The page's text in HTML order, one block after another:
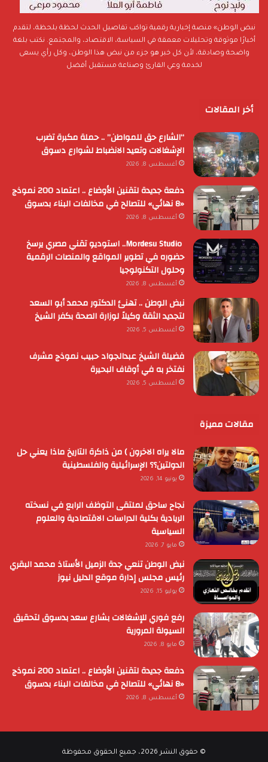
نبض الوطن» منصة إخبارية رقمية تواكب تفاصيل الحدث لحظة بلحظة، لتقدم
أخبارًا موثوقة وتحليلات معمقة في السياسة، الاقتصاد، والمجتمع. نكتب بلغة
واضحة وصادقة، لأن كل خبر هو جزء من نبض هذا الوطن، وكل رأي يسعى
لخدمة وعي القارئ وصناعة مستقبل أفضل
أخر المقالات
“الشارع حق للمواطن” .. حملة مكبرة تضرب
الإشغالات وتعيد الانضباط لشوارع دسوق
أغسطس 8, 2026
دفعة جديدة لتقنين الأوضاع .. اعتماد 200 نموذج
«8 نهائي» للتصالح في مخالفات البناء بدسوق
أغسطس 8, 2026
Mordesu Studio.. استوديو تقني مصري يرسخ
حضوره في تطوير المواقع والمنصات الرقمية
وحلول التكنولوجيا
أغسطس 8, 2026
نبض الوطن .. تهنئ الدكتور محمد أبو السعد
لتجديد الثقة وكيلاً لوزارة الصحة بكفر الشيخ
أغسطس 5, 2026
فضيلة الشيخ عبدالجواد حبيب نموذج مشرف
نفتخر به في أوقاف البحيرة
أغسطس 5, 2026
مقالات مميزة
مالا يراه الاخرون ) من ذاكرة التاريخ ماذا يعني حل
الدولتين؟؟ الإسرائيلية والفلسطينية
يونيو 14, 2026
نجاح ساحق لملتقى التوظف الرابع في نسخته
الريادية بكلية الدراسات الاقتصادية والعلوم
السياسية
مايو 7, 2026
نبض الوطن تنعي جدة الزميل الأستاذ محمد البقري
رئيس مجلس إدارة موقع الدليل نيوز
يوليو 15, 2026
رفع فوري للإشغالات بشارع سعد بدسوق لتحقيق
السيولة المرورية
مايو 8, 2026
دفعة جديدة لتقنين الأوضاع .. اعتماد 200 نموذج
«8 نهائي» للتصالح في مخالفات البناء بدسوق
أغسطس 8, 2026
© حقوق النشر 2026، جميع الحقوق محفوظة